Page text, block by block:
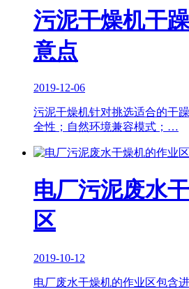
污泥干燥机干
意点
2019-12-06
污泥干燥机针对挑选适合的干
全性；自然环境兼容模式；…
电厂污泥废水
区
2019-10-12
电厂废水干燥机的作业区包含